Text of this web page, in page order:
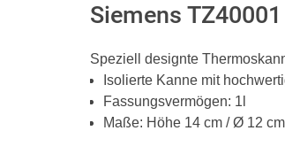
Siemens
Speziell designte
Isolierte Kanne mit
Fassungsvermögen: 1l
Maße: Höhe 14 cm / Ø 12 cm